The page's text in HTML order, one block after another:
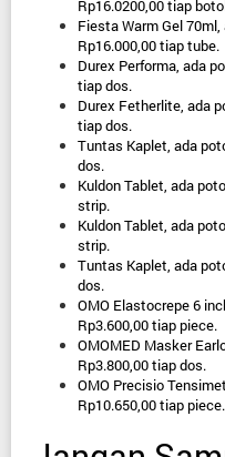
Rp16.0200,00 tiap
Fiesta Warm Gel
Rp16.000,00 tiap tube.
Durex Performa, ada
tiap dos.
Durex Fetherlite, ada
tiap dos.
Tuntas Kaplet, ada
dos.
Kuldon Tablet, ada
strip.
Kuldon Tablet, ada
strip.
Tuntas Kaplet, ada
dos.
OMO Elastocrepe 6
Rp3.600,00 tiap piece.
OMOMED Masker
Rp3.800,00 tiap dos.
OMO Precisio
Rp10.650,00 tiap piece.